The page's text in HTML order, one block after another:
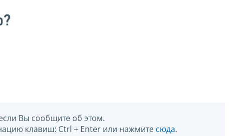
Вы сообщите об этом.
клавиш: Ctrl + Enter или нажмите сюда.